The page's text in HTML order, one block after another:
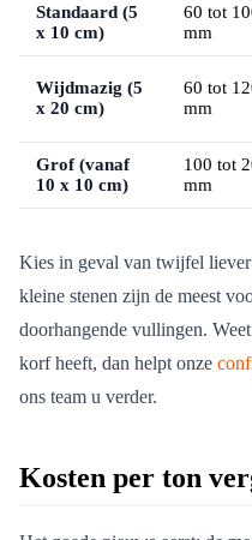
Standaard (5
x 10 cm)
60 tot
mm
Wijdmazig (5
x 20 cm)
60 tot
mm
Grof (vanaf
10 x 10 cm)
100 tot
mm
Kies in geval van twijfel
kleine stenen zijn de meest
doorhangende vullingen.
korf heeft, dan helpt onze
ons team u verder.
Kosten per ton